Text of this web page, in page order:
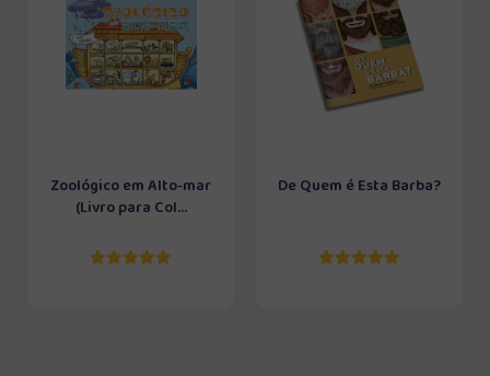
Zoológico em Alto-mar
(Livro para Col...
De Quem é Esta Barba?